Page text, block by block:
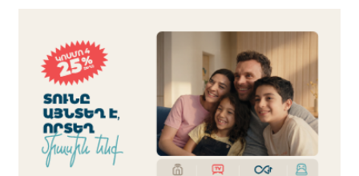
Аравийским морем
около одного месяца назад
Вопрос об аресте Чалабяна дошел до
Европейского парламента: «Паст»
около одного месяца назад